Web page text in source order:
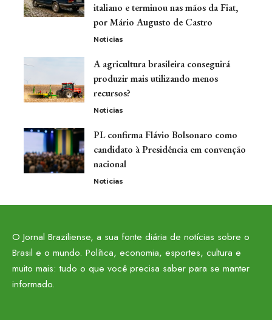
italiano e terminou nas mãos da Fiat,
por Mário Augusto de Castro
Noticias
A agricultura brasileira conseguirá
produzir mais utilizando menos
recursos?
Noticias
PL confirma Flávio Bolsonaro como
candidato à Presidência em convenção
nacional
Noticias
O Jornal Braziliense, a sua fonte diária de notícias sobre o
Brasil e o mundo. Política, economia, esportes, cultura e
muito mais: tudo o que você precisa saber para se manter
informado.